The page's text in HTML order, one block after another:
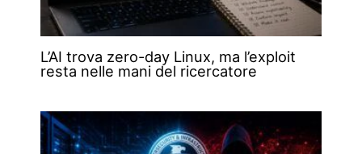
L’AI trova zero-day Linux, ma l’exploit
resta nelle mani del ricercatore